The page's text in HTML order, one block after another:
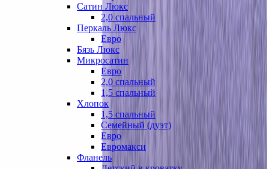
Сатин Люкс
2,0 спальный
Перкаль Люкс
Евро
Бязь Люкс
Микросатин
Евро
2,0 спальный
1,5 спальный
Хлопок
1,5 спальный
Семейный (дуэт)
Евро
Евромакси
Фланель